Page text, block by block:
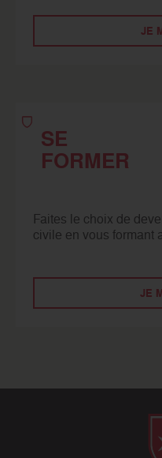
JE
SE
FORMER
Faites le choix de
civile en vous formant
JE